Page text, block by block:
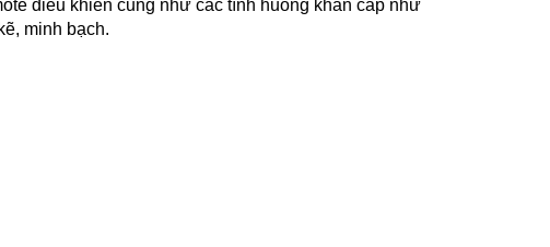
điều khiển cũng như các tình huống khẩn cấp như
minh bạch.